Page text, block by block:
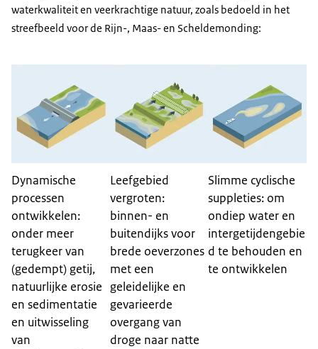
waterkwaliteit en veerkrachtige natuur, zoals bedoeld in het
streefbeeld voor de Rijn-, Maas- en Scheldemonding:
Dynamische
processen
ontwikkelen:
onder meer
terugkeer van
(gedempt) getij,
natuurlijke erosie
en sedimentatie
en uitwisseling
van
Leefgebied
vergroten:
binnen- en
buitendijks voor
brede oeverzones
met een
geleidelijke en
gevarieerde
overgang van
droge naar natte
Slimme cyclische
suppleties: om
ondiep water en
intergetijdengebie
d te behouden en
te ontwikkelen